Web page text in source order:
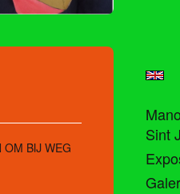
BIJ WEG
Sint